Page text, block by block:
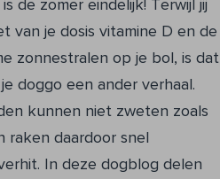
is de zomer eindelijk! Terwijl jij
van je dosis vitamine D en de
zonnestralen op je bol, is dat
doggo een ander verhaal.
kunnen niet zweten zoals
raken daardoor snel
In deze dogblog delen